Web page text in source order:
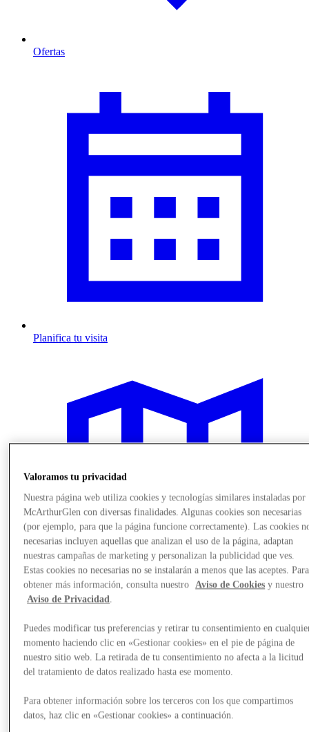
Ofertas
Planifica tu visita
Noticias
Valoramos tu privacidad
Nuestra página web utiliza cookies y tecnologías similares instaladas por
McArthurGlen con diversas finalidades. Algunas cookies son necesarias
(por ejemplo, para que la página funcione correctamente). Las cookies
necesarias incluyen aquellas que analizan el uso de la página, adaptan
nuestras campañas de marketing y personalizan la publicidad que ves.
Estas cookies no necesarias no se instalarán a menos que las aceptes. Para
obtener más información, consulta nuestro
Aviso de Cookies y nuestro
Aviso de Privacidad.
Puedes modificar tus preferencias y retirar tu consentimiento en
momento haciendo clic en «Gestionar cookies» en el pie de página de
nuestro sitio web. La retirada de tu consentimiento no afecta a la licitud
del tratamiento de datos realizado hasta ese momento.
Para obtener información sobre los terceros con los que compartimos
datos, haz clic en «Gestionar cookies» a continuación.